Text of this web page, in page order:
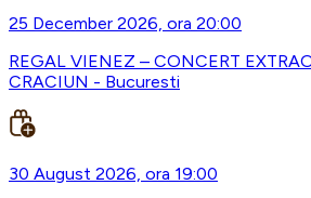
25 December 2026, ora 20:00
REGAL VIENEZ – CONCERT
CRACIUN - Bucuresti
30 August 2026, ora 19:00